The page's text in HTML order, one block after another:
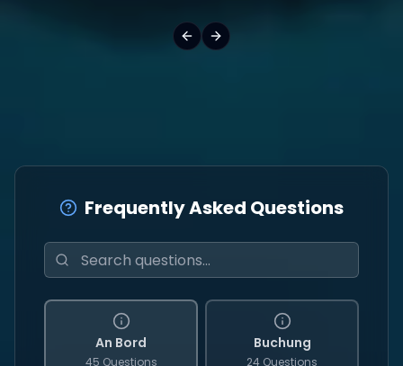
Frequently Asked Questions
An Bord
45 Questions
Buchung
24 Questions